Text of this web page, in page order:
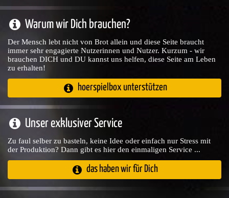
Warum wir Dich brauchen?
Der Mensch lebt nicht von Brot allein und diese Seite braucht
immer sehr engagierte Nutzerinnen und Nutzer. Kurzum - wir
brauchen DICH und DU kannst uns helfen, diese Seite am Leben
zu erhalten!
hoerspielbox unterstützen
Unser exklusiver Service
Zu faul selber zu basteln, keine Idee oder einfach nur Stress mit
der Produktion? Dann gibt es hier den einmaligen Service ...
das haben wir für Dich